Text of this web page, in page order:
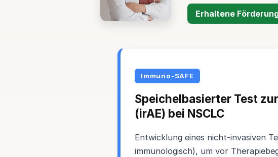
Erhaltene
Immuno-SAFE
Speichelbasierter Test
(irAE) bei NSCLC
Entwicklung eines nicht-invasiven
immunologisch), um vor